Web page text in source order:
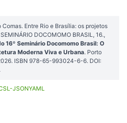
Comas. Entre Rio e Brasília: os projetos
DOCOMOMO BRASIL, 16.,
16º Seminário Docomomo Brasil: O
Moderna Viva e Urbana. Porto
ISBN 978-65-993024-6-6. DOI:
JSONYAML